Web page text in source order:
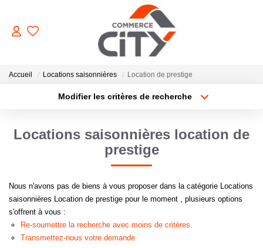
ACHETER
LOUER
ESTIMER
Accueil Locations saisonnières Location de prestige
Modifier les critères de recherche
Type de bien
Surface min
Créer une alerte
Locations saisonnières location de
prestige
Nous n'avons pas de biens à vous proposer dans la catégorie Locations
saisonnières Location de prestige pour le moment , plusieurs options
s'offrent à vous :
Re-soumettre la recherche avec moins de critères.
Transmettez-nous votre demande